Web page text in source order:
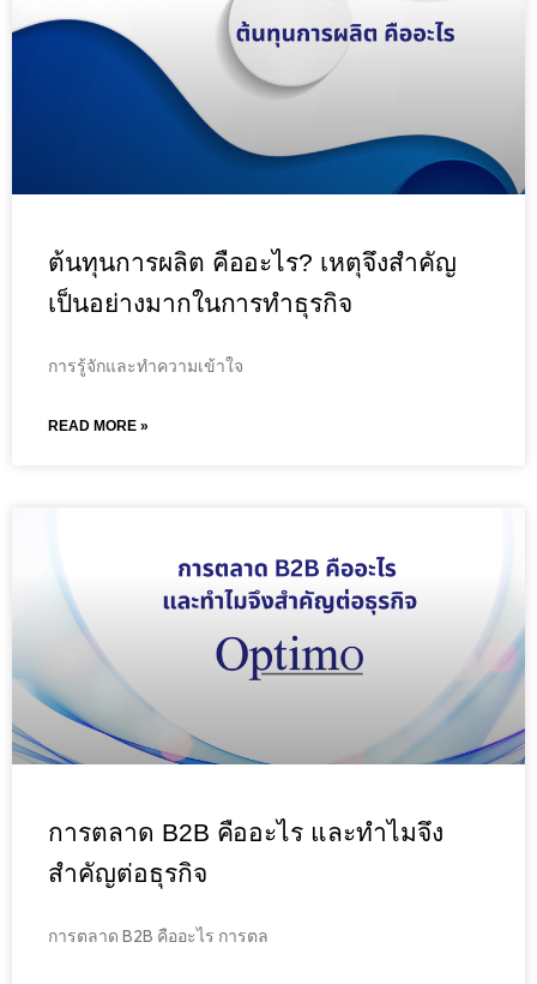
ต้นทุนการผลิต คืออะไร? เหตุจึงสำคัญ
เป็นอย่างมากในการทำธุรกิจ
การรู้จักและทำความเข้าใจ
READ MORE »
การตลาด B2B คืออะไร และทำไมจึง
สำคัญต่อธุรกิจ
การตลาด B2B คืออะไร การตล